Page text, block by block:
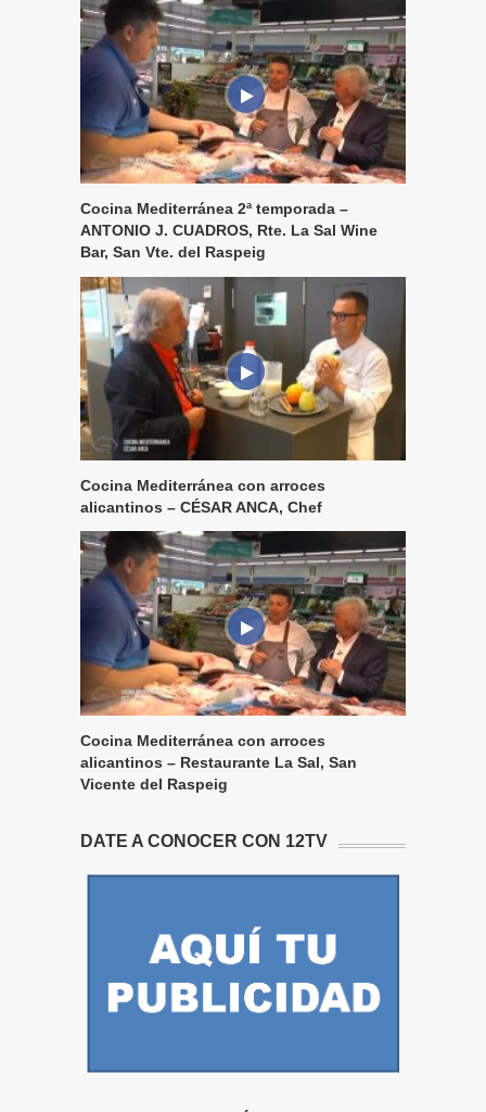
Cocina Mediterránea 2ª temporada –
ANTONIO J. CUADROS, Rte. La Sal Wine
Bar, San Vte. del Raspeig
Cocina Mediterránea con arroces
alicantinos – CÉSAR ANCA, Chef
Cocina Mediterránea con arroces
alicantinos – Restaurante La Sal, San
Vicente del Raspeig
DATE A CONOCER CON 12TV